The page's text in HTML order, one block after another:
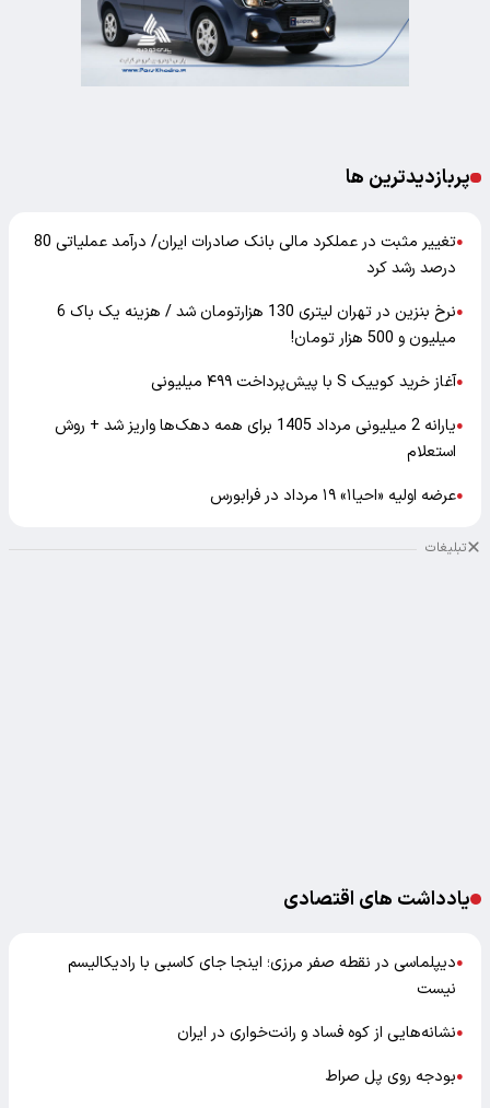
پربازدیدترین ها
●
تغییر مثبت در عملکرد مالی بانک صادرات ایران/ درآمد عملیاتی 80
درصد رشد کرد
●
نرخ بنزین در تهران لیتری 130 هزارتومان شد / هزینه یک باک 6
میلیون و 500 هزار تومان!
●آغاز خرید کوییک S با پیش‌پرداخت ۴۹۹ میلیونی
●
یارانه 2 میلیونی مرداد 1405 برای همه دهک‌ها واریز شد + روش
استعلام
●عرضه اولیه «احیا۱» ۱۹ مرداد در فرابورس
تبلیغات
یادداشت های اقتصادی
●دیپلماسی در نقطه صفر مرزی؛ اینجا جای کاسبی با رادیکالیسم
نیست
●نشانه‌هایی از کوه فساد و رانت‌خواری در ایران
●بودجه روی پل صراط